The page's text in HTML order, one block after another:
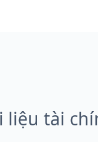
liệu tài